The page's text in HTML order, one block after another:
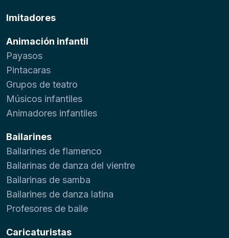
Imitadores
Animación infantil
Payasos
Pintacaras
Grupos de teatro
Músicos infantiles
Animadores infantiles
Bailarines
Bailarines de flamenco
Bailarinas de danza del vientre
Bailarinas de samba
Bailarines de danza latina
Profesores de baile
Caricaturistas